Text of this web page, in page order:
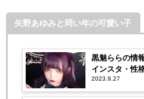
矢野あゆみと同い年の可愛い子
黒魅ららの情
インスタ・性
2023.9.27